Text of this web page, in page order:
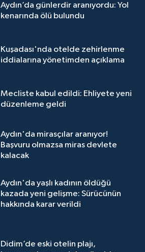
Aydın’da günlerdir aranıyordu: Yol
kenarında ölü bulundu
Kuşadası'nda otelde zehirlenme
iddialarına yönetimden açıklama
Mecliste kabul edildi: Ehliyete yeni
düzenleme geldi
Aydın'da mirasçılar aranıyor!
Başvuru olmazsa miras devlete
kalacak
Aydın'da yaşlı kadının öldüğü
kazada yeni gelişme: Sürücünün
hakkında karar verildi
Didim’de eski otelin plajı,